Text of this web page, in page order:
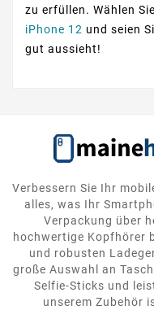
zu erfüllen. Wählen
iPhone 12 und seien
gut aussieht!
Verbessern Sie Ihr
alles, was Ihr
Verpackung über
hochwertige Kopfhörer
und robusten
große Auswahl an
Selfie-Sticks und
unserem Zubehör